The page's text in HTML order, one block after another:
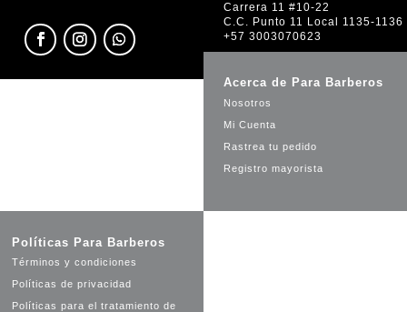
Carrera 11 #10-22
C.C. Punto 11 Local 1135-1136
+57 3003070623
Acerca de Para Barberos
Nosotros
Mi Cuenta
Rastrea tu pedido
Registro mayorista
Políticas Para Barberos
Términos y condiciones
Políticas de privacidad
Políticas para el tratamiento de